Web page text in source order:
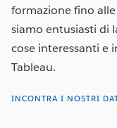
formazione fino
siamo entusiasti di
cose interessanti e
Tableau.
INCONTRA I NOSTRI